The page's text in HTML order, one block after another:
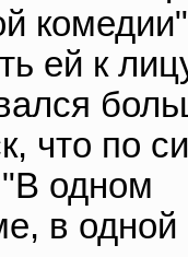
ей к
что по
одном
в одной